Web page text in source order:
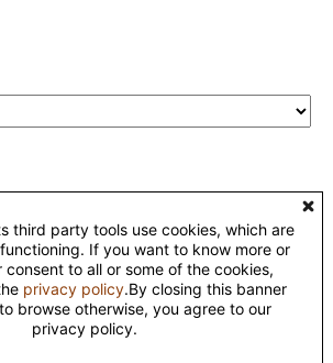
Kontakt
Privacy
©
under aCreative Commons Attribution-
NoDerivatives 4.0 International License
third party tools use cookies, which are
If you want to know more or
to all or some of the cookies,
privacy policy.By closing this banner
browse otherwise, you agree to our
privacy policy.